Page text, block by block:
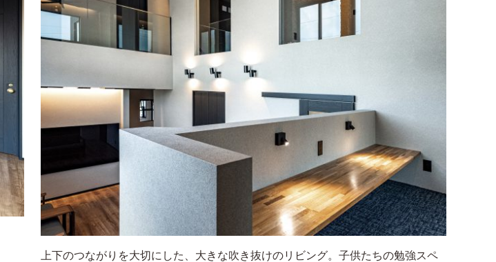
上下のつながりを大切にした、大きな吹き抜けのリビング。子供たちの勉強スペ